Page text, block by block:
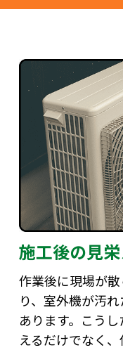
施工後の見
作業後に現場が
り、室外機が汚
あります。こう
えるだけでなく、